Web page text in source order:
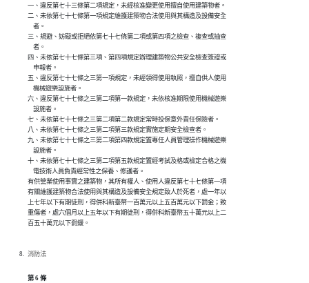
一、違反第七十三條第二項規定，未經核准變更使用擅自使用建築物者。
二、未依第七十七條第一項規定維護建築物合法使用與其構造及設備安全
    者。
三、規避、妨礙或拒絕依第七十七條第二項或第四項之檢查、複查或抽查
    者。
四、未依第七十七條第三項、第四項規定辦理建築物公共安全檢查簽證或
    申報者。
五、違反第七十七條之三第一項規定，未經領得使用執照，擅自供人使用
    機械遊樂設施者。
六、違反第七十七條之三第二項第一款規定，未依核准期限使用機械遊樂
    設施者。
七、未依第七十七條之三第二項第二款規定常時投保意外責任保險者。
八、未依第七十七條之三第二項第三款規定實施定期安全檢查者。
九、未依第七十七條之三第二項第四款規定置專任人員管理操作機械遊樂
    設施者。
十、未依第七十七條之三第二項第五款規定置經考試及格或檢定合格之機
    電技術人員負責經常性之保養、修護者。
有供營業使用事實之建築物，其所有權人、使用人違反第七十七條第一項
有關維護建築物合法使用與其構造及設備安全規定致人於死者，處一年以
上七年以下有期徒刑，得併科新臺幣一百萬元以上五百萬元以下罰金；致
重傷者，處六個月以上五年以下有期徒刑，得併科新臺幣五十萬元以上二
百五十萬元以下罰鍰。
消防法
第 6 條